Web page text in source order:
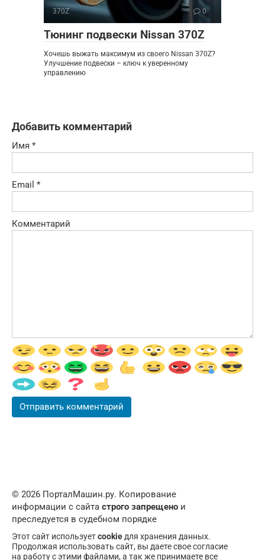
370Z 0
Тюнинг подвески Nissan 370Z
Хочешь выжать максимум из своего Nissan 370Z?
Улучшение подвески – ключ к уверенному
управлению
Добавить комментарий
Имя *
Email *
Комментарий
© 2026 ПорталМашин.ру. Копирование
информации с сайта строго запрещено и
преследуется в судебном порядке
Этот сайт используетcookieдля хранения данных.
Продолжая использовать сайт, вы даете свое согласие
на работу с этими файлами, а так же принимаете все